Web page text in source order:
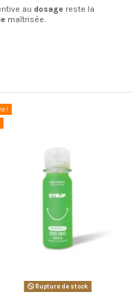
au dosage reste la
maîtrisée.
!
Rupture de stock